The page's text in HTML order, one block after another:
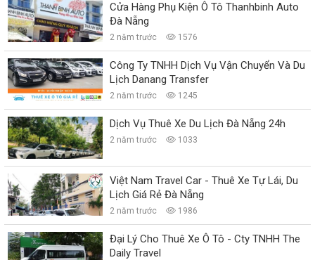
Cửa Hàng Phụ Kiện Ô Tô Thanhbinh Auto
Đà Nẵng
2 năm trước 1576
Công Ty TNHH Dịch Vụ Vận Chuyển Và Du
Lịch Danang Transfer
2 năm trước 1245
Dịch Vụ Thuê Xe Du Lịch Đà Nẵng 24h
2 năm trước 1033
Việt Nam Travel Car - Thuê Xe Tự Lái, Du
Lịch Giá Rẻ Đà Nẵng
2 năm trước 1986
Đại Lý Cho Thuê Xe Ô Tô - Cty TNHH The
Daily Travel